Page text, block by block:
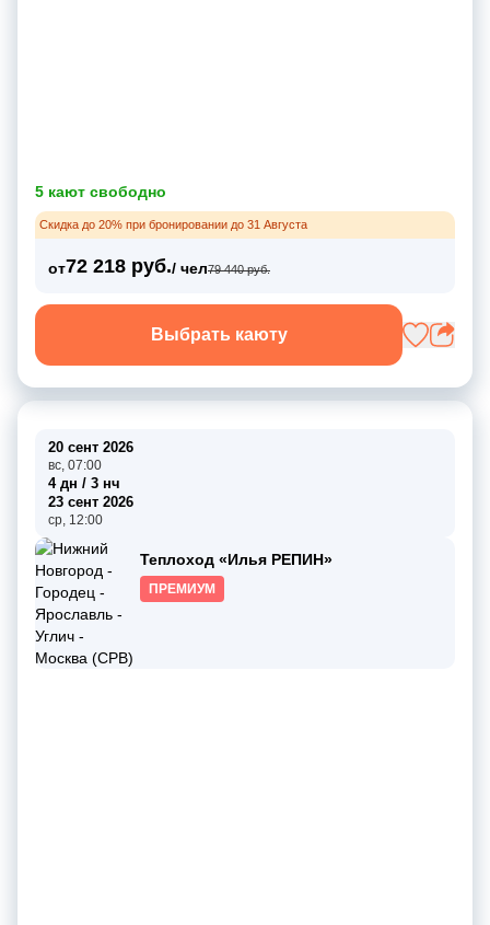
5 кают свободно
Скидка до 20% при бронировании до 31 Августа
от72 218 руб./ чел79 440 руб.
Выбрать каюту
20 сент 2026
вс, 07:00
4 дн / 3 нч
23 сент 2026
ср, 12:00
Теплоход «Илья РЕПИН»
ПРЕМИУМ